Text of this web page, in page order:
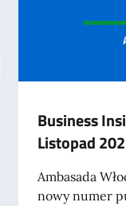
Business
Listopad
Ambasada
nowy numer